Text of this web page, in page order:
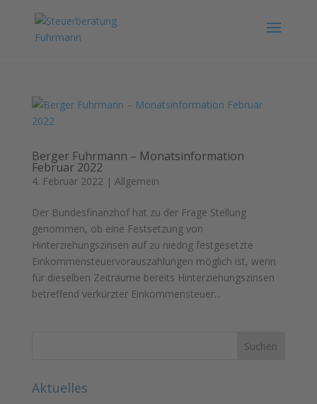
Berger Fuhrmann – Monatsinformation
Februar 2022
4. Februar 2022| Allgemein
Der Bundesfinanzhof hat zu der Frage Stellung
genommen, ob eine Festsetzung von
Hinterziehungszinsen auf zu niedrig festgesetzte
Einkommensteuervorauszahlungen möglich ist, wenn
für dieselben Zeiträume bereits Hinterziehungszinsen
betreffend verkürzter Einkommensteuer...
Aktuelles